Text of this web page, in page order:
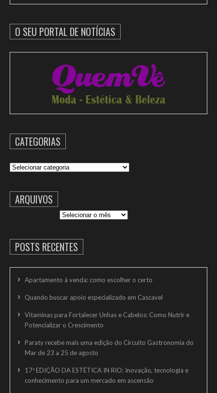
O SEU PORTAL DE NOTÍCIAS
CATEGORIAS
Categorias
ARQUIVOS
POSTS RECENTES
Apartamento à venda: como escolher o certo
Quando buscar apoio especializado em Cascavel
Vitaminas para Fortalecer Unhas e Cabelos: Como Nutrir e
Potencializar o Crescimento
Paraty recebe mais uma edição do Circuito Gastronomia do
Mar de 23 a 25 de agosto
17ª EDIÇÃO DA ESTÉTICA IN RIO: Inovação, tecnologia e
conhecimento para um mercado em ascensão